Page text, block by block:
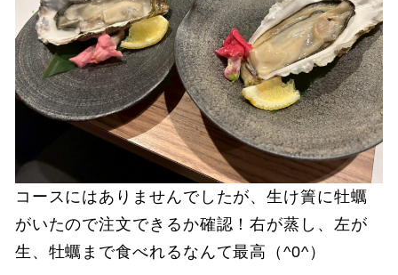
コースにはありませんでしたが、生け簀に牡蠣
がいたので注文できるか確認！右が蒸し、左が
生、牡蠣まで食べれるなんて最高（^0^）